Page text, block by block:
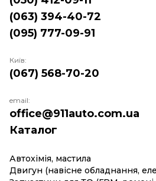
Каталог
Автохімія, мастила
Двигун (навісне обладнання,
(063) 394-40-72
(095) 777-09-91
Київ:
(067) 568-70-20
email:
office@911auto.com.ua